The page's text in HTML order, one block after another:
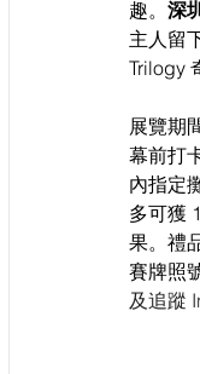
趣。 深
主人留
Trilogy
展覽期
幕前打
內指定
多可獲
果。禮
賽牌照
及追蹤